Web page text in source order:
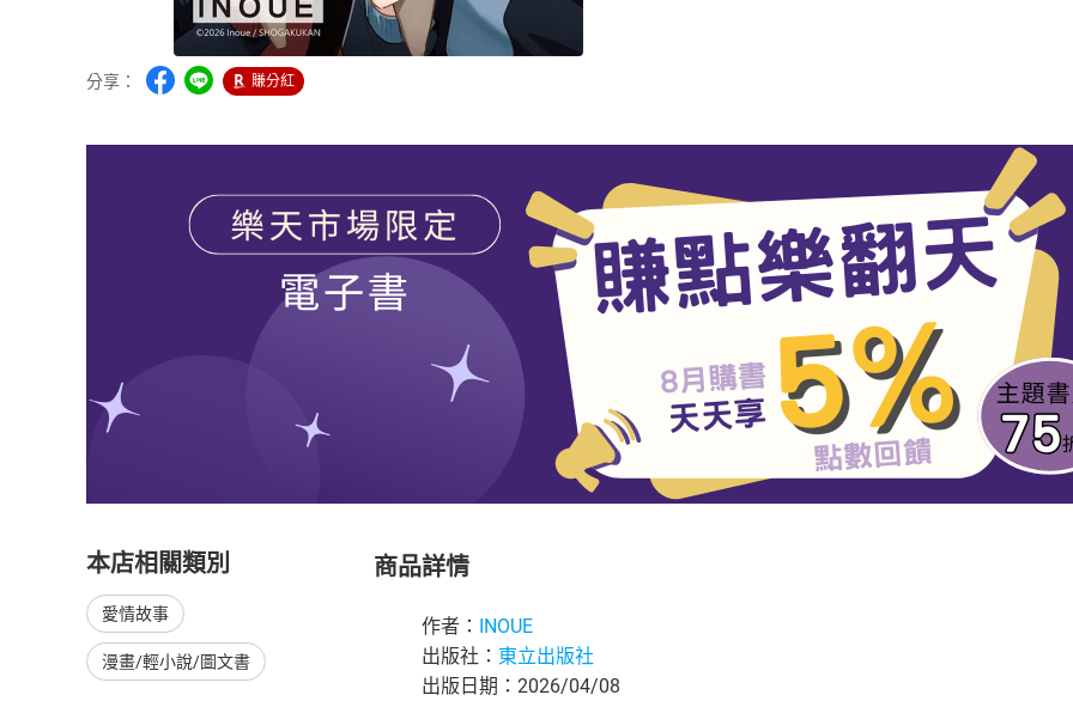
分享： 賺分紅
本店相關類別
愛情故事
漫畫/輕小說/圖文書
商品詳情
作者： INOUE
出版社： 東立出版社
出版日期：2026/04/08